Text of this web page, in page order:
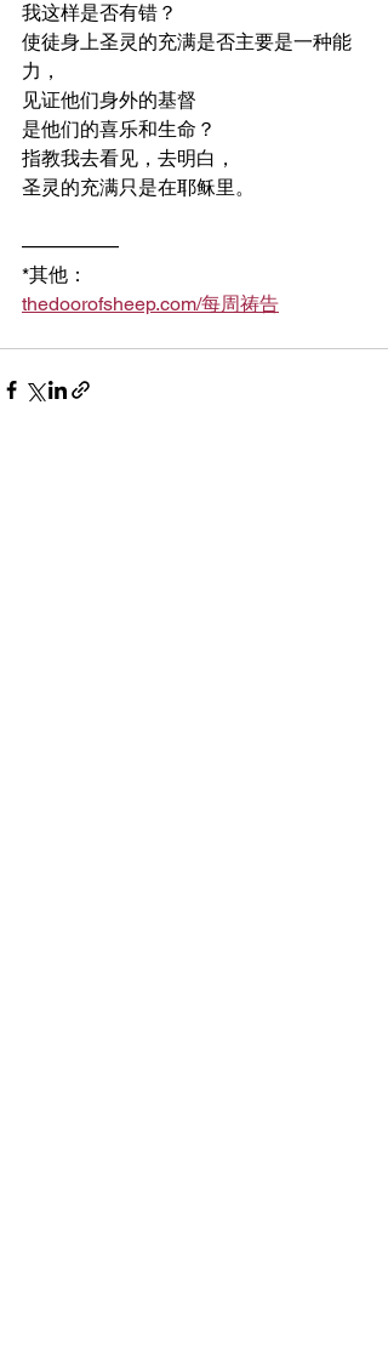
我这样是否有错？
使徒身上圣灵的充满是否主要是一种能
力，
见证他们身外的基督
是他们的喜乐和生命？
指教我去看见，去明白，
圣灵的充满只是在耶稣里。
—————
*其他：
thedoorofsheep.com/每周祷告